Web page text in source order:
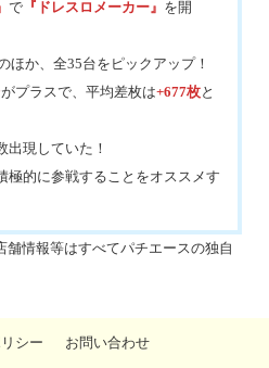
で 『ドレスロメーカー』 を開
ほか、全35台をピックアップ！
がプラスで、平均差枚は+677枚と
出現していた！
極的に参戦することをオススメす
情報等はすべてパチエースの独自
シー お問い合わせ